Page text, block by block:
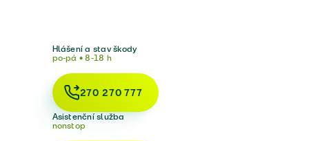
Hlášení a stav škody
po-pá • 8-18 h
270 270 777
Asistenční služba
nonstop